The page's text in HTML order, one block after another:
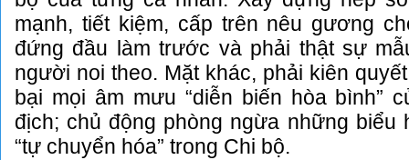
mạnh, tiết kiệm, cấp trên nêu gương
đứng đầu làm trước và phải thật sự
người noi theo. Mặt khác, phải kiên
bại mọi âm mưu “diễn biến hòa bình”
địch; chủ động phòng ngừa những biểu
“tự chuyển hóa” trong Chi bộ.